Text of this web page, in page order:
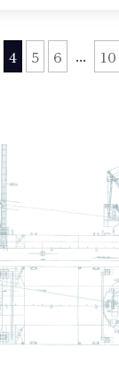
4 5 6 ... 10